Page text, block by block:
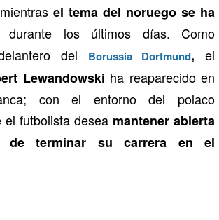
mientras el tema del noruego se ha
los últimos días. Como
del
Borussia Dortmund, el
Lewandowski ha reaparecido en
con el entorno del polaco
el futbolista desea mantener abierta
de terminar su carrera en el